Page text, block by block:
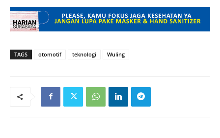
TAGS otomotif teknologi Wuling